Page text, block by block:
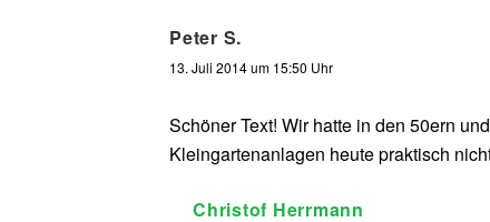
Peter S.
13. Juli 2014 um 15:50 Uhr
Schöner Text! Wir hatte in den 50ern
Kleingartenanlagen heute praktisch
Christof Herrmann